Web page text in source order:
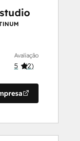
Avaliação
5 (2)